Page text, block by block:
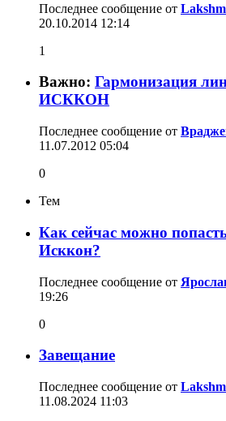
Последнее сообщение от
20.10.2014 12:14
1
Важно: Гармонизация
ИСККОН
Последнее сообщение от
11.07.2012 05:04
0
Тем
Как сейчас можно
Исккон?
Последнее сообщение от
19:26
0
Завещание
Последнее сообщение от
11.08.2024 11:03